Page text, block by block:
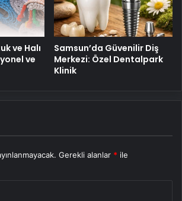
ve Halı
ve
Samsun’da Güvenilir Diş
Merkezi: Özel Dentalpark
Klinik
Gerekli alanlar * ile